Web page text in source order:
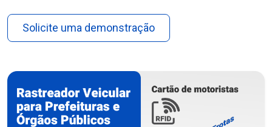
Solicite uma demonstração